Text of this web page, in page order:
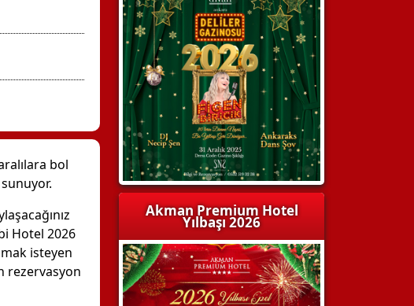
bol
Hotel 2026
isteyen
rezervasyon
Akman Premium Hotel
Yılbaşı 2026